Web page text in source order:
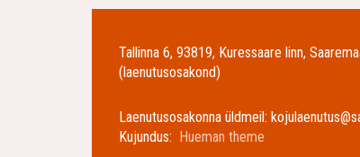
Tallinna 6, 93819, Kuressaare linn,
(laenutusosakond)
Laenutusosakonna üldmeil:
Kujundus: Hueman theme